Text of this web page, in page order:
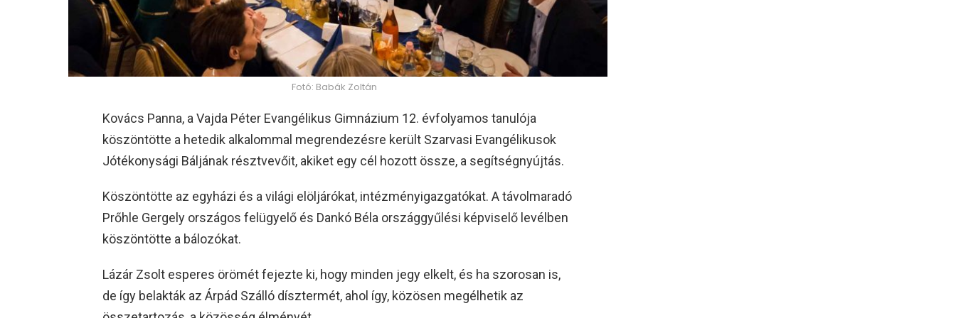
Fotó: Babák Zoltán
Kovács Panna, a Vajda Péter Evangélikus Gimnázium 12. évfolyamos tanulója
köszöntötte a hetedik alkalommal megrendezésre került Szarvasi Evangélikusok
Jótékonysági Báljának résztvevőit, akiket egy cél hozott össze, a segítségnyújtás.
Köszöntötte az egyházi és a világi elöljárókat, intézményigazgatókat. A távolmaradó
Prőhle Gergely országos felügyelő és Dankó Béla országgyűlési képviselő levélben
köszöntötte a bálozókat.
Lázár Zsolt esperes örömét fejezte ki, hogy minden jegy elkelt, és ha szorosan is,
de így belakták az Árpád Szálló dísztermét, ahol így, közösen megélhetik az